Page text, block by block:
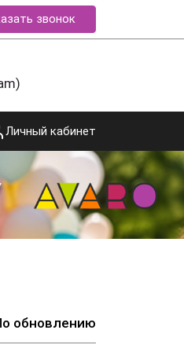
звонок
Личный кабинет
обновлению